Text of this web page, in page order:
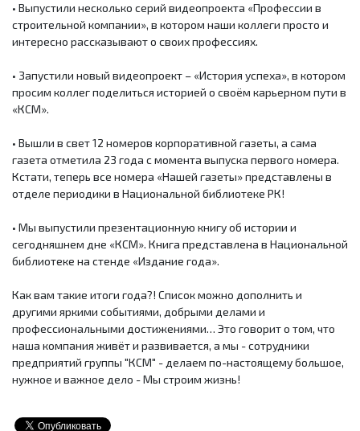
• Выпустили несколько серий видеопроекта «Профессии в
строительной компании», в котором наши коллеги просто и
интересно рассказывают о своих профессиях.
• Запустили новый видеопроект – «История успеха», в котором
просим коллег поделиться историей о своём карьерном пути в
«КСМ».
• Вышли в свет 12 номеров корпоративной газеты, а сама
газета отметила 23 года с момента выпуска первого номера.
Кстати, теперь все номера «Нашей газеты» представлены в
отделе периодики в Национальной библиотеке РК!
• Мы выпустили презентационную книгу об истории и
сегодняшнем дне «КСМ». Книга представлена в Национальной
библиотеке на стенде «Издание года».
Как вам такие итоги года?! Список можно дополнить и
другими яркими событиями, добрыми делами и
профессиональными достижениями… Это говорит о том, что
наша компания живёт и развивается, а мы - сотрудники
предприятий группы "КСМ" - делаем по-настоящему большое,
нужное и важное дело - Мы строим жизнь!